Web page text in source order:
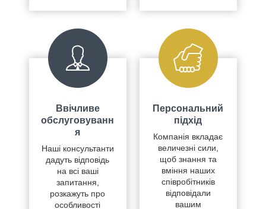
Ввічливе
обслуговуванн
я
Наші консультанти
дадуть відповідь
на всі ваші
запитання,
розкажуть про
особливості
Персональний
підхід
Компанія вкладає
величезні сили,
щоб знання та
вміння наших
співробітників
відповідали
вашим